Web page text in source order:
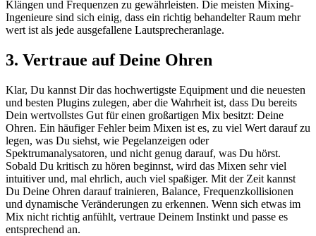
Klängen und Frequenzen zu gewährleisten. Die meisten Mixing-
Ingenieure sind sich einig, dass ein richtig behandelter Raum mehr
wert ist als jede ausgefallene Lautsprecheranlage.
3. Vertraue auf Deine Ohren
Klar, Du kannst Dir das hochwertigste Equipment und die neuesten
und besten Plugins zulegen, aber die Wahrheit ist, dass Du bereits
Dein wertvollstes Gut für einen großartigen Mix besitzt: Deine
Ohren. Ein häufiger Fehler beim Mixen ist es, zu viel Wert darauf zu
legen, was Du siehst, wie Pegelanzeigen oder
Spektrumanalysatoren, und nicht genug darauf, was Du hörst.
Sobald Du kritisch zu hören beginnst, wird das Mixen sehr viel
intuitiver und, mal ehrlich, auch viel spaßiger. Mit der Zeit kannst
Du Deine Ohren darauf trainieren, Balance, Frequenzkollisionen
und dynamische Veränderungen zu erkennen. Wenn sich etwas im
Mix nicht richtig anfühlt, vertraue Deinem Instinkt und passe es
entsprechend an.